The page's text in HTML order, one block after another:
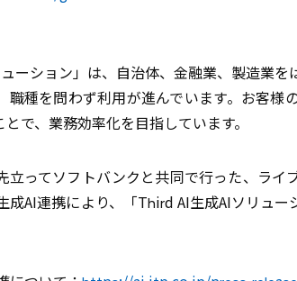
ューション」は、自治体、金融業、製造業
職種を問わず利用が進んでいます。お客様
で、業務効率化を目指しています。
立ってソフトバンクと共同で行った、ライ
成AI連携により、「Third AI生成AIソリュ